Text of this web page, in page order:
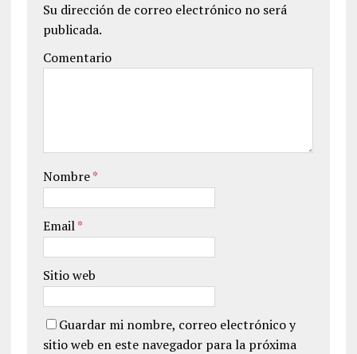
Su dirección de correo electrónico no será
publicada.
Comentario
Nombre*
Email*
Sitio web
Guardar mi nombre, correo electrónico y
sitio web en este navegador para la próxima